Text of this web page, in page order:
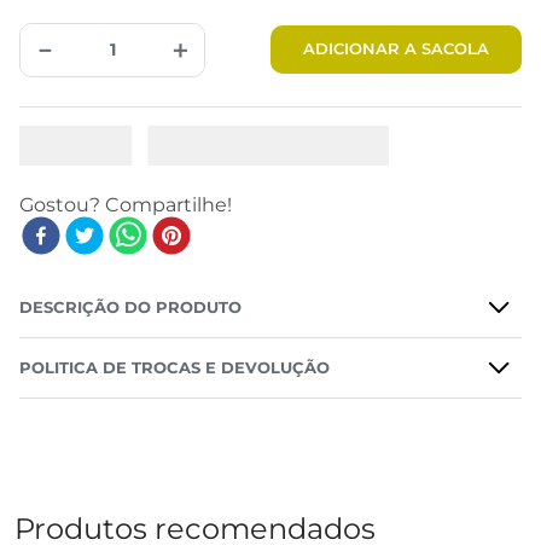
＋
－ ADICIONAR A SACOLA
DESCRIÇÃO DO PRODUTO
POLITICA DE TROCAS E DEVOLUÇÃO
Produtos recomendados